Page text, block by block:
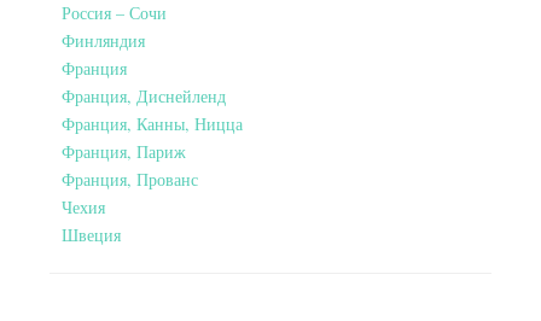
Россия – Сочи
Финляндия
Франция
Франция, Диснейленд
Франция, Канны, Ницца
Франция, Париж
Франция, Прованс
Чехия
Швеция